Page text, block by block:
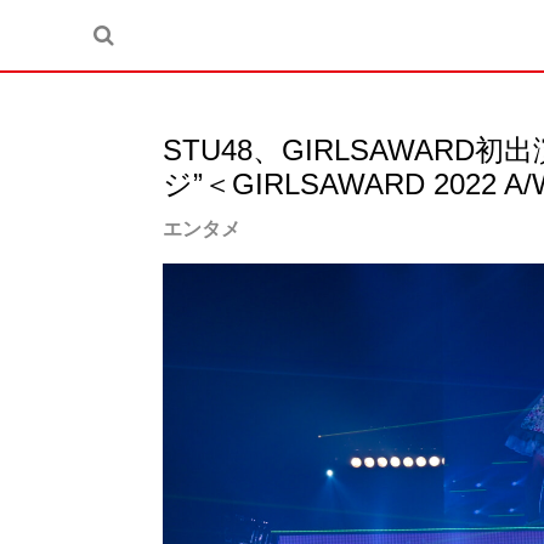
STU48、GIRLSAWARD初
ジ”＜GIRLSAWARD 2022 A/
エンタメ